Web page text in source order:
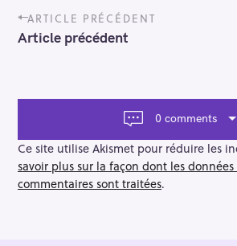
P
o
s
a
g
a
t
i
ARTICLE PRÉCÉDENT
Article précédent
0 comments
Ce site utilise Akismet pour réduire les
savoir plus sur la façon dont les données
commentaires sont traitées.